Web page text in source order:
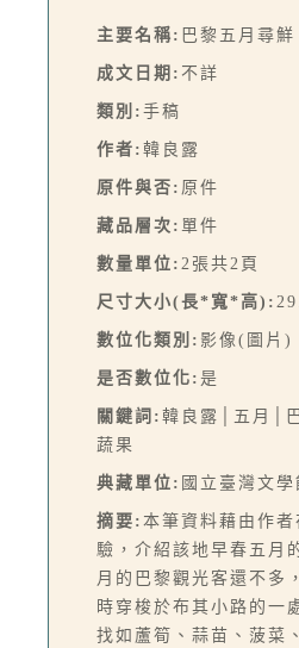
主要名稱: 巴黎五月尋鮮
成文日期: 不詳
類別: 手稿
作者: 韓良露
原件與否: 原件
藏品層次: 單件
數量單位: 2張共2頁
尺寸大小(長*寬*高):
數位化類別: 影像(圖片)
是否數位化: 是
關鍵詞: 韓良露│五月│
蔬果
典藏單位: 國立臺灣文學
摘要: 本筆資料藉由作
驗，介紹該地早春五月
月的巴黎觀光客還不多
時穿梭於布其小路的一
找如蘆筍、蒜苗、菠菜